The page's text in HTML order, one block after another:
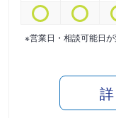
※営業日・相談可能日